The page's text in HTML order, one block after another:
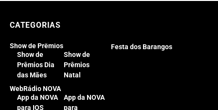
CATEGORIAS
Show de Prêmios
Show de
Prêmios Dia
das Mães
Show de
Prêmios
Natal
Festa dos Barangos
WebRádio NOVA
App da NOVA
para IOS
App da NOVA
para